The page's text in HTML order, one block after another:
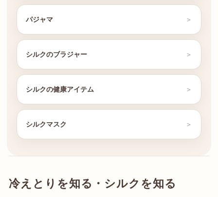
パジャマ
シルクのブラジャー
シルクの健康アイテム
シルクマスク
冷えとりを知る・シルクを知る